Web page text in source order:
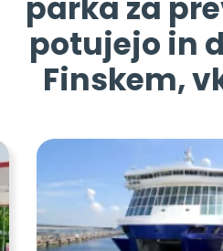
parka za
potujejo in
Finskem,